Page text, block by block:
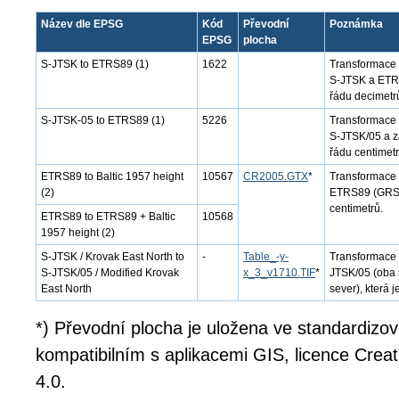
Název dle EPSG
Kód
EPSG
Převodní
plocha
Poznámka
S-JTSK to ETRS89 (1) 1622
S-JTSK a
řádu
S-JTSK-05 to ETRS89 (1)
5226
S-JTSK/05 a
řádu
ETRS89 to Baltic 1957 height
(2)
10567 CR2005.GTX*
ETRS89
centimetrů.
ETRS89 to ETRS89 + Baltic
1957 height (2)
10568
S-JTSK / Krovak East North to
S-JTSK/05 / Modified Krovak
East North
-
Table_-y-
x_3_v1710.TIF*
JTSK/05 (oba
sever), která
*) Převodní plocha je uložena ve
kompatibilním s aplikacemi GIS, licence
4.0.